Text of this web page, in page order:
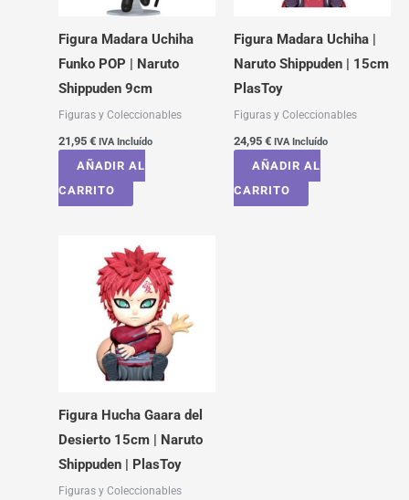
Figura Madara Uchiha
Funko POP | Naruto
Shippuden 9cm
Figuras y Coleccionables
21,95 € IVA Incluído
AÑADIR AL
CARRITO
Figura Madara Uchiha |
Naruto Shippuden | 15cm
PlasToy
Figuras y Coleccionables
24,95 € IVA Incluído
AÑADIR AL
CARRITO
Figura Hucha Gaara del
Desierto 15cm | Naruto
Shippuden | PlasToy
Figuras y Coleccionables